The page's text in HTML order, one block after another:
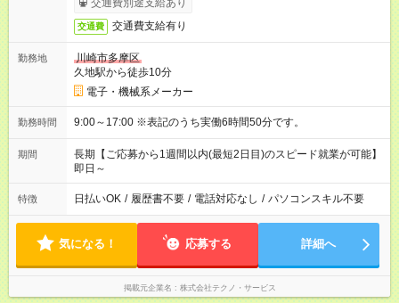
交通費別途支給あり
交通費 交通費支給有り
勤務地
川崎市多摩区
久地駅から徒歩10分
電子・機械系メーカー
勤務時間 9:00～17:00 ※表記のうち実働6時間50分です。
期間
長期【ご応募から1週間以内(最短2日目)のスピード就業が可能】
即日～
特徴 日払いOK / 履歴書不要 / 電話対応なし / パソコンスキル不要
気になる！ 応募する 詳細へ
掲載元企業名 株式会社テクノ・サービス